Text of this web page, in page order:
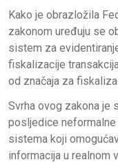
Kako je obrazložila
zakonom uređuju se
sistem za
fiskalizacije
od značaja za
Svrha ovog zakona je
posljedice
sistema koji
informacija u realnom